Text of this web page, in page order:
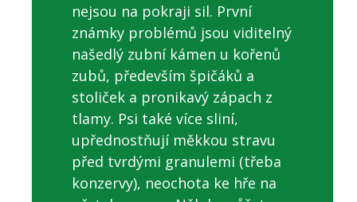
nejsou na pokraji sil. První
známky problémů jsou viditelný
našedlý zubní kámen u kořenů
zubů, především špičáků a
stoliček a pronikavý zápach z
tlamy. Psi také více sliní,
upřednostňují měkkou stravu
před tvrdými granulemi (třeba
konzervy), neochota ke hře na